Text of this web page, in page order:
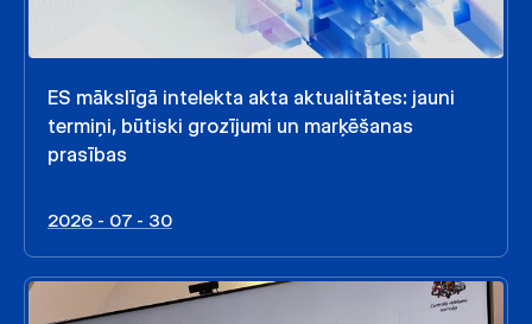
ES mākslīgā intelekta akta aktualitātes: jauni
termiņi, būtiski grozījumi un marķēšanas
prasības
2026 - 07 - 30